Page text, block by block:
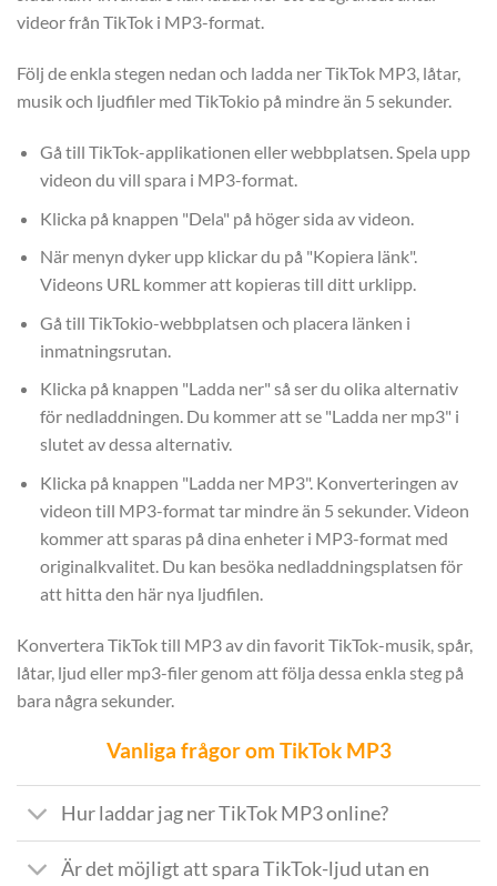
videor från TikTok i MP3-format.
Följ de enkla stegen nedan och ladda ner TikTok MP3, låtar,
musik och ljudfiler med TikTokio på mindre än 5 sekunder.
Gå till TikTok-applikationen eller webbplatsen. Spela upp
videon du vill spara i MP3-format.
Klicka på knappen "Dela" på höger sida av videon.
När menyn dyker upp klickar du på "Kopiera länk".
Videons URL kommer att kopieras till ditt urklipp.
Gå till TikTokio-webbplatsen och placera länken i
inmatningsrutan.
Klicka på knappen "Ladda ner" så ser du olika alternativ
för nedladdningen. Du kommer att se "Ladda ner mp3" i
slutet av dessa alternativ.
Klicka på knappen "Ladda ner MP3". Konverteringen av
videon till MP3-format tar mindre än 5 sekunder. Videon
kommer att sparas på dina enheter i MP3-format med
originalkvalitet. Du kan besöka nedladdningsplatsen för
att hitta den här nya ljudfilen.
Konvertera TikTok till MP3 av din favorit TikTok-musik, spår,
låtar, ljud eller mp3-filer genom att följa dessa enkla steg på
bara några sekunder.
Vanliga frågor om TikTok MP3
Hur laddar jag ner TikTok MP3 online?
Är det möjligt att spara TikTok-ljud utan en